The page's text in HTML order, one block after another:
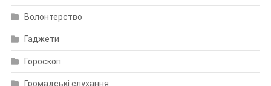
Волонтерство
Гаджети
Гороскоп
Громадські слухання